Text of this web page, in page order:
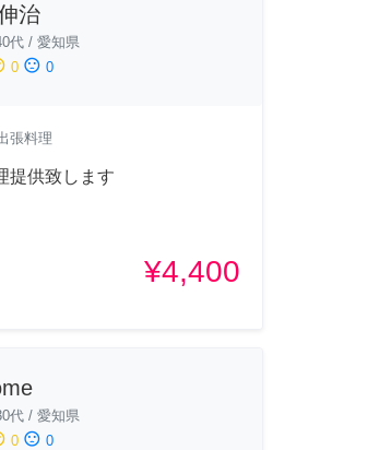
治
代/ 愛知県
0 sentiment_dissatisfied 0
張料理
提供致します
¥4,400
代/ 愛知県
0 sentiment_dissatisfied 0